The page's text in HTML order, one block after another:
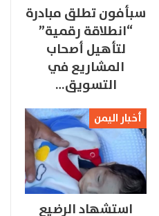
سبأفون تطلق مبادرة
“انطلاقة رقمية”
لتأهيل أصحاب
المشاريع في
التسويق…
أخبار اليمن
استشهاد الرضيع